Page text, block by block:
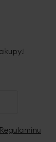
Regulaminu